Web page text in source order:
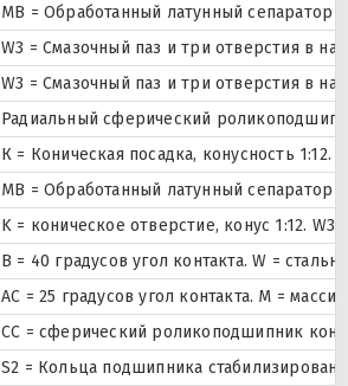
MB = Обработанный латунный сепаратор
W3 = Смазочный паз и три отверстия в
W3 = Смазочный паз и три отверстия в
Радиальный сферический
К = Коническая посадка, конусность 1:12.
MB = Обработанный латунный сепаратор
K = коническое отверстие, конус 1:12.
B = 40 градусов угол контакта. W =
AC = 25 градусов угол контакта. M =
CC = сферический роликоподшипник
S2 = Кольца подшипника